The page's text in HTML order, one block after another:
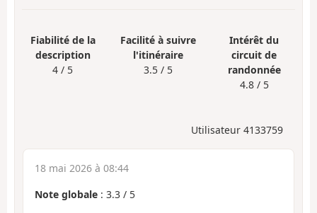
Fiabilité de la
description
4 / 5
Facilité à suivre
l'itinéraire
3.5 / 5
Intérêt du
circuit de
randonnée
4.8 / 5
Utilisateur 4133759
18 mai 2026 à 08:44
Note globale : 3.3 / 5